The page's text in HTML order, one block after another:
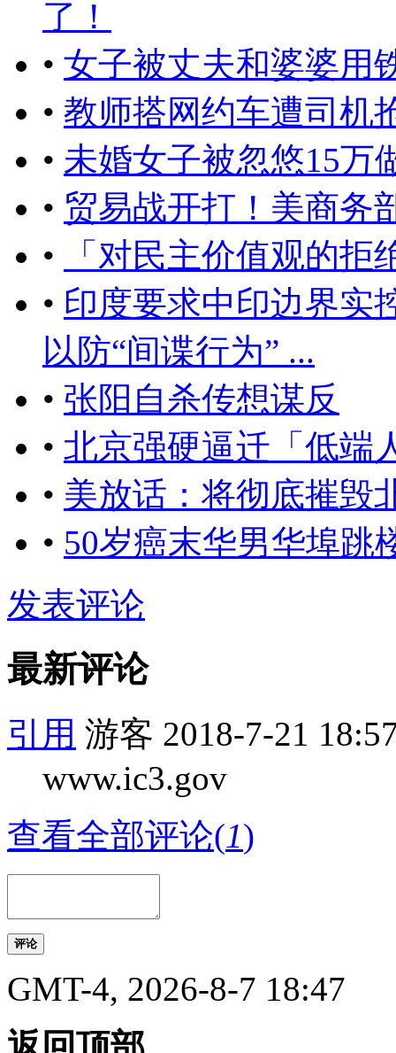
了！
• 女子被丈夫和婆婆用
• 教师搭网约车遭司机
• 未婚女子被忽悠15万
• 贸易战开打！美商务
•
「对民主价值观的
• 印度要求中印边界实
以防“间谍行为” ...
• 张阳自杀传想谋反
• 北京强硬逼迁「低端
• 美放话：将彻底摧毁
• 50岁癌末华男华埠跳
发表评论
最新评论
引用 游客 2018-7-21
www.ic3.gov
查看全部评论(1)
评论
GMT-4, 2026-8-7 18:47